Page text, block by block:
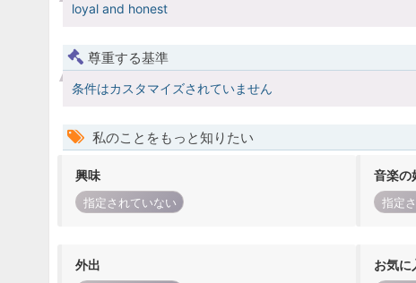
loyal and honest
尊重する基準
条件はカスタマイズされていません
私のことをもっと知りたい
興味
指定されていない
音楽の
指定
外出 お気に